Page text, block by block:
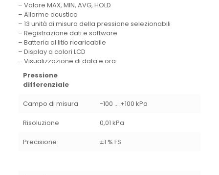
– Valore MAX, MIN, AVG, HOLD
– Allarme acustico
– 13 unità di misura della pressione selezionabili
– Registrazione dati e software
– Batteria al litio ricaricabile
– Display a colori LCD
– Visualizzazione di data e ora
Pressione
differenziale
Campo di misura -100 … +100 kPa
Risoluzione 0,01 kPa
Precisione ±1 % FS